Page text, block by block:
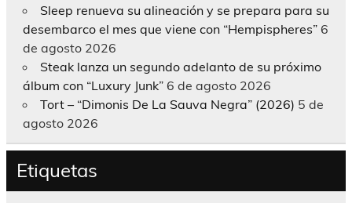
Sleep renueva su alineación y se prepara para su
desembarco el mes que viene con “Hempispheres” 6
de agosto 2026
Steak lanza un segundo adelanto de su próximo
álbum con “Luxury Junk” 6 de agosto 2026
Tort – “Dimonis De La Sauva Negra” (2026) 5 de
agosto 2026
Etiquetas